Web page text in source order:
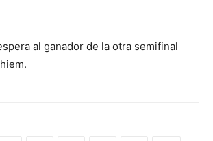
al ganador de la otra semifinal